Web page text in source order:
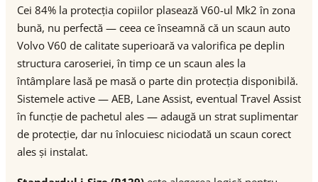
Cei 84% la protecția copiilor plasează V60-ul Mk2 în zona
bună, nu perfectă — ceea ce înseamnă că un scaun auto
Volvo V60 de calitate superioară va valorifica pe deplin
structura caroseriei, în timp ce un scaun ales la
întâmplare lasă pe masă o parte din protecția disponibilă.
Sistemele active — AEB, Lane Assist, eventual Travel Assist
în funcție de pachetul ales — adaugă un strat suplimentar
de protecție, dar nu înlocuiesc niciodată un scaun corect
ales și instalat.